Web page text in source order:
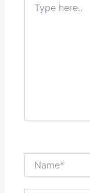
here..